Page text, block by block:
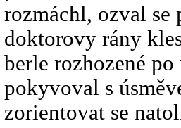
rozmáchl, ozval
doktorovy rány
berle rozhozené
pokyvoval s
zorientovat se